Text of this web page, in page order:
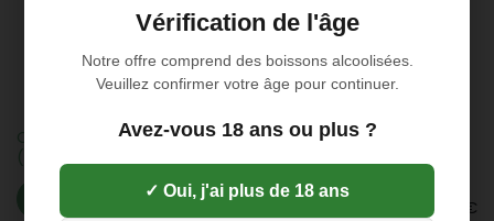
Ordal/Ginstberg eau plat
(6x1L)
3,63 €
Ordal/Ginstberg eau
3,63 €
Vérification de l'âge
Notre offre comprend des boissons alcoolisées.
Veuillez confirmer votre âge pour continuer.
Avez-vous 18 ans ou plus ?
✓ Oui, j'ai plus de 18 ans